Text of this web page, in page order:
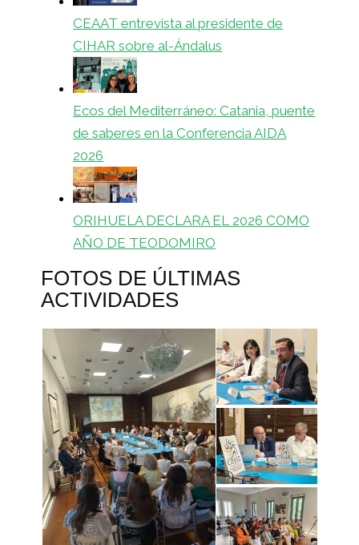
CEAAT entrevista al presidente de
CIHAR sobre al-Ándalus
Ecos del Mediterráneo: Catania, puente
de saberes en la Conferencia AIDA
2026
ORIHUELA DECLARA EL 2026 COMO
AÑO DE TEODOMIRO
FOTOS DE ÚLTIMAS
ACTIVIDADES